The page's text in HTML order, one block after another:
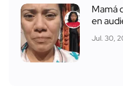
Mamá
en
Jul. 30,